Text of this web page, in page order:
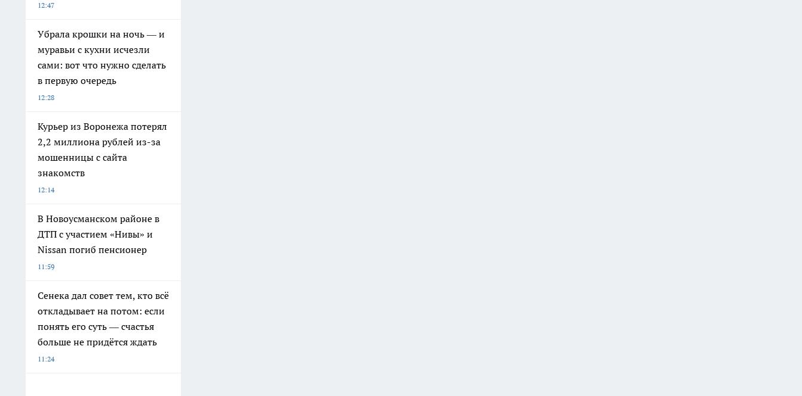
12:47
Убрала крошки на ночь — и
муравьи с кухни исчезли
сами: вот что нужно сделать
в первую очередь
12:28
Курьер из Воронежа потерял
2,2 миллиона рублей из-за
мошенницы с сайта
знакомств
12:14
В Новоусманском районе в
ДТП с участием «Нивы» и
Nissan погиб пенсионер
11:59
Сенека дал совет тем, кто всё
откладывает на потом: если
понять его суть — счастья
больше не придётся ждать
11:24